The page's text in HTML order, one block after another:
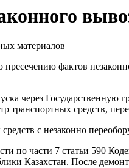
фактов
через
транспортных средств,
с незаконно
по части 7 статьи 590
Казахстан. После